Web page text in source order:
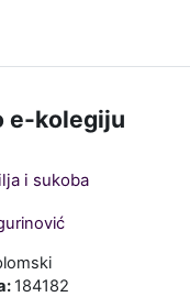
e-kolegiju
i sukoba
: 184182